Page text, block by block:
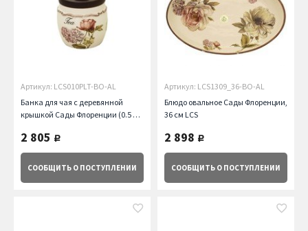
Артикул: LCS010PLT-BO-AL
Банка для чая с деревянной
крышкой Сады Флоренции (0.5 л)
2 805 руб.
СООБЩИТЬ О ПОСТУПЛЕНИИ
Артикул: LCS1309_36-BO-AL
Блюдо овальное Сады Флоренции,
36 см LCS
2 898 руб.
СООБЩИТЬ О ПОСТУПЛЕНИИ